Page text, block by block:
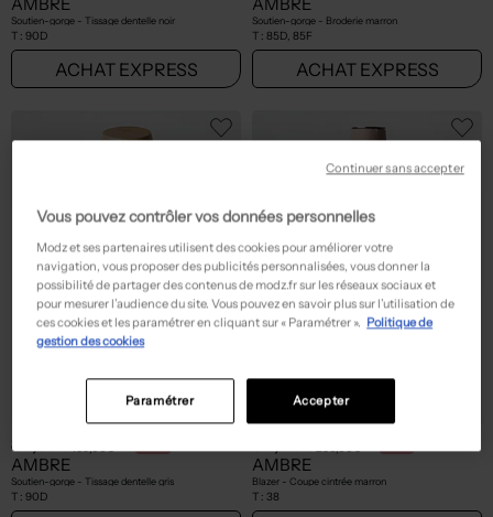
Soutien-gorge - Tissage dentelle noir
T : 90D
ACHAT EXPRESS
Soutien-gorge - Broderie marron
T : 85D, 85F
ACHAT EXPRESS
82,50€ 165,00€
AMBRE
Soutien-gorge - Tissage dentelle gris
T : 90D
280,00€
AMBRE
Blazer - Coupe cintrée marron
T : 38
Vous pouvez contrôler vos données personnelles
Modz et ses partenaires utilisent des cookies pour améliorer votre
navigation, vous proposer des publicités personnalisées, vous donner la
possibilité de partager des contenus de modz.fr sur les réseaux sociaux et
pour mesurer l’audience du site. Vous pouvez en savoir plus sur l’utilisation de
ces cookies et les paramétrer en cliquant sur « Paramétrer ». Politique de
gestion des cookies
Accepter
Paramétrer
Continuer sans accepter